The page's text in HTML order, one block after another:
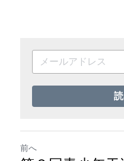
前へ